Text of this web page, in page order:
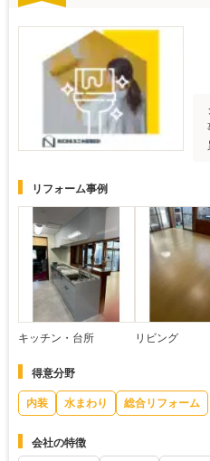
リフォーム事例
キッチン・台所 リビング
得意分野
内装 水まわり 総合リフォーム
会社の特徴